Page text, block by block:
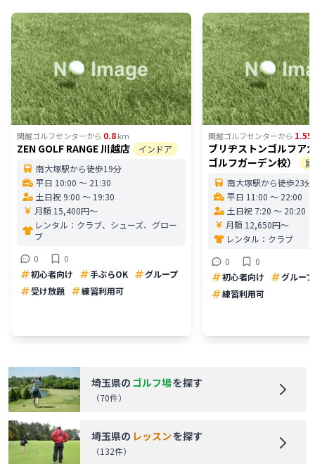
関越ゴルフセンターから 0.8km
ZEN GOLF RANGE 川越店
インドア
南大塚駅から徒歩19分
平日 10:00 〜 21:30
土日祝 9:00 〜 19:30
月額 15,400円〜
レンタル： クラブ、シューズ、グロー
ブ
0
0
初心者向け
手ぶらOK
グループ
受け放題
練習利用可
関越ゴルフセンターから 1.55
ブリヂストンゴルフア
ゴルフガーデン校）
南大塚駅から徒歩23分
平日 11:00 〜 22:00
土日祝 7:20 〜 20:20
月額 12,650円〜
レンタル： クラブ
0
0
初心者向け
グループ
練習利用可
埼玉県の ゴルフ場を探す
（70件）
埼玉県の レッスンを探す
（132件）